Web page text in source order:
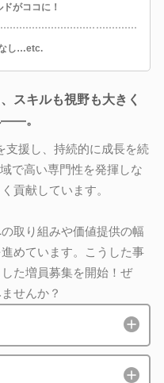
がココに！
し…etc.
スキルも視野も大きく
――。
支援し、持続的に成長を続
で高い専門性を発揮しな
貢献しています。
取り組みや価値提供の幅
めています。こうした事
た増員募集を開始！ぜ
せんか？